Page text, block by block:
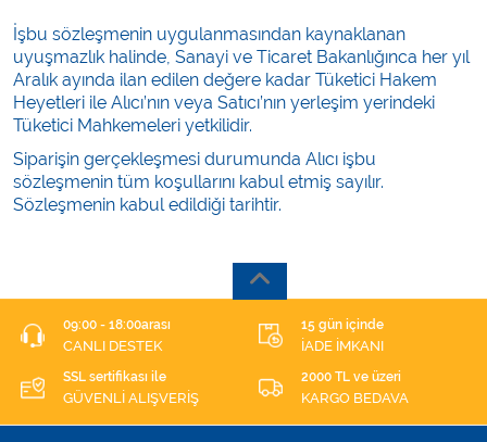
İşbu sözleşmenin uygulanmasından kaynaklanan
uyuşmazlık halinde, Sanayi ve Ticaret Bakanlığınca her yıl
Aralık ayında ilan edilen değere kadar Tüketici Hakem
Heyetleri ile Alıcı’nın veya Satıcı’nın yerleşim yerindeki
Tüketici Mahkemeleri yetkilidir.
Siparişin gerçekleşmesi durumunda Alıcı işbu
sözleşmenin tüm koşullarını kabul etmiş sayılır.
Sözleşmenin kabul edildiği tarihtir.
09:00 - 18:00arası
CANLI DESTEK
15 gün içinde
İADE İMKANI
SSL sertifikası ile
GÜVENLİ ALIŞVERİŞ
2000 TL ve üzeri
KARGO BEDAVA